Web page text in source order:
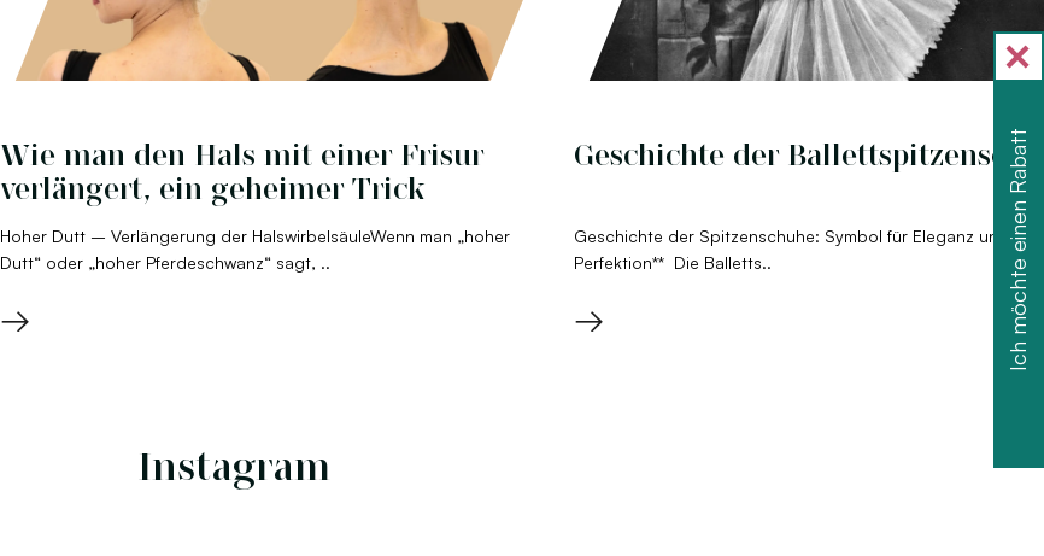
Wie man den Hals mit einer Frisur
verlängert, ein geheimer Trick
Hoher Dutt – Verlängerung der HalswirbelsäuleWenn man „hoher
Dutt“ oder „hoher Pferdeschwanz“ sagt, ..
→
Geschichte der
Geschichte der Spitzenschuhe: Symbol für Eleganz und
Perfektion** Die Balletts..
→
Instagram
Ich möchte einen Rabatt